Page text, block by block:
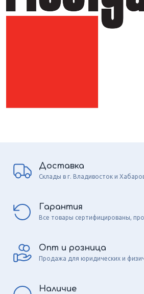
Доставка
Склады в г. Владивосток и
Гарантия
Все товары сертифицированы,
Опт и розница
Продажа для юридических и
Наличие